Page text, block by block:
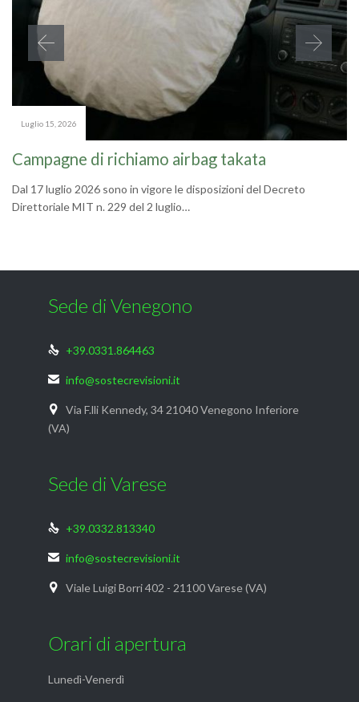
Luglio 15, 2026
Campagne di richiamo airbag takata
Dal 17 luglio 2026 sono in vigore le disposizioni del Decreto
Direttoriale MIT n. 229 del 2 luglio…
Sede di Venegono
 +39.0331.864463
 info@sostecrevisioni.it

Via F.lli Kennedy, 34 21040 Venegono Inferiore
(VA)
Sede di Varese
 +39.0332.813340
 info@sostecrevisioni.it
 Viale Luigi Borri 402 - 21100 Varese (VA)
Orari di apertura
Lunedì-Venerdì